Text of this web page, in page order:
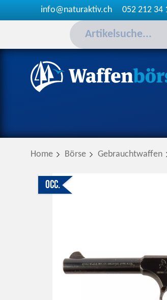
info@naturaktiv.ch 052 212 34
Home Börse Gebrauchtwaffen
Occ.